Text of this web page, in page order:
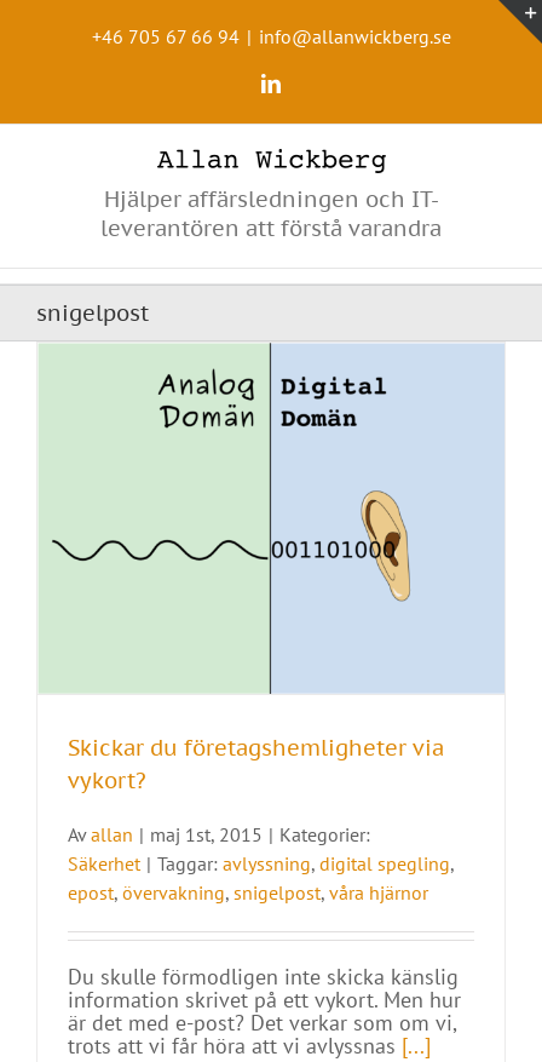
+46 705 67 66 94 | info@allanwickberg.se
LinkedIn
Hjälper affärsledningen och IT-
leverantören att förstå varandra
snigelpost
Skickar du företagshemligheter via
vykort?
Avallan | maj 1st, 2015 | Kategorier:
Säkerhet | Taggar: avlyssning, digital spegling,
epost, övervakning, snigelpost, våra hjärnor
Du skulle förmodligen inte skicka känslig
information skrivet på ett vykort. Men hur
är det med e-post? Det verkar som om vi,
trots att vi får höra att vi avlyssnas [...]